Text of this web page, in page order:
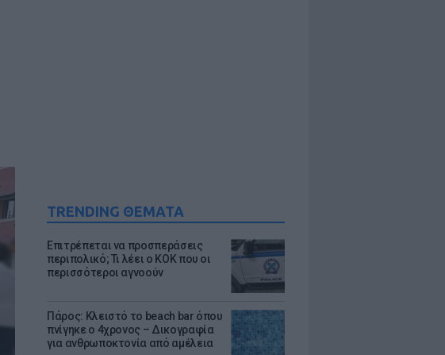
TRENDING ΘΕΜΑΤΑ
Επιτρέπεται να προσπεράσεις
περιπολικό; Τι λέει ο ΚΟΚ που οι
περισσότεροι αγνοούν
Πάρος: Κλειστό το beach bar όπου
πνίγηκε ο 4χρονος – Δικογραφία
για ανθρωποκτονία από αμέλεια